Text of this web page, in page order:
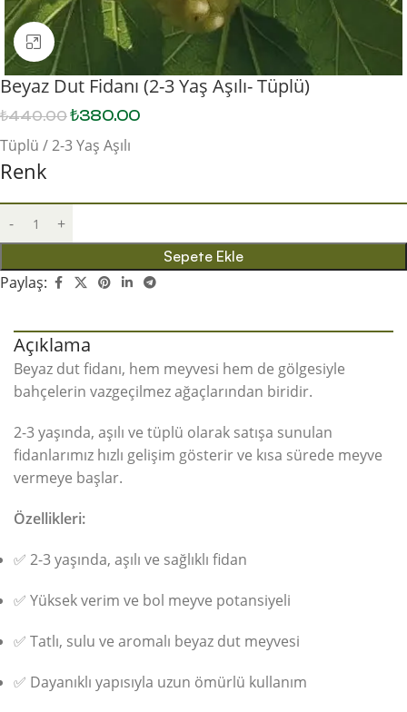
Büyütmek için tıklayın
Beyaz Dut Fidanı (2-3 Yaş Aşılı- Tüplü)
₺440.00₺380.00
Tüplü / 2-3 Yaş Aşılı
Renk
Sepete Ekle
Paylaş:
Açıklama
Beyaz dut fidanı, hem meyvesi hem de gölgesiyle
bahçelerin vazgeçilmez ağaçlarından biridir.
2-3 yaşında, aşılı ve tüplü olarak satışa sunulan
fidanlarımız hızlı gelişim gösterir ve kısa sürede meyve
vermeye başlar.
Özellikleri:
✅ 2-3 yaşında, aşılı ve sağlıklı fidan
✅ Yüksek verim ve bol meyve potansiyeli
✅ Tatlı, sulu ve aromalı beyaz dut meyvesi
✅ Dayanıklı yapısıyla uzun ömürlü kullanım